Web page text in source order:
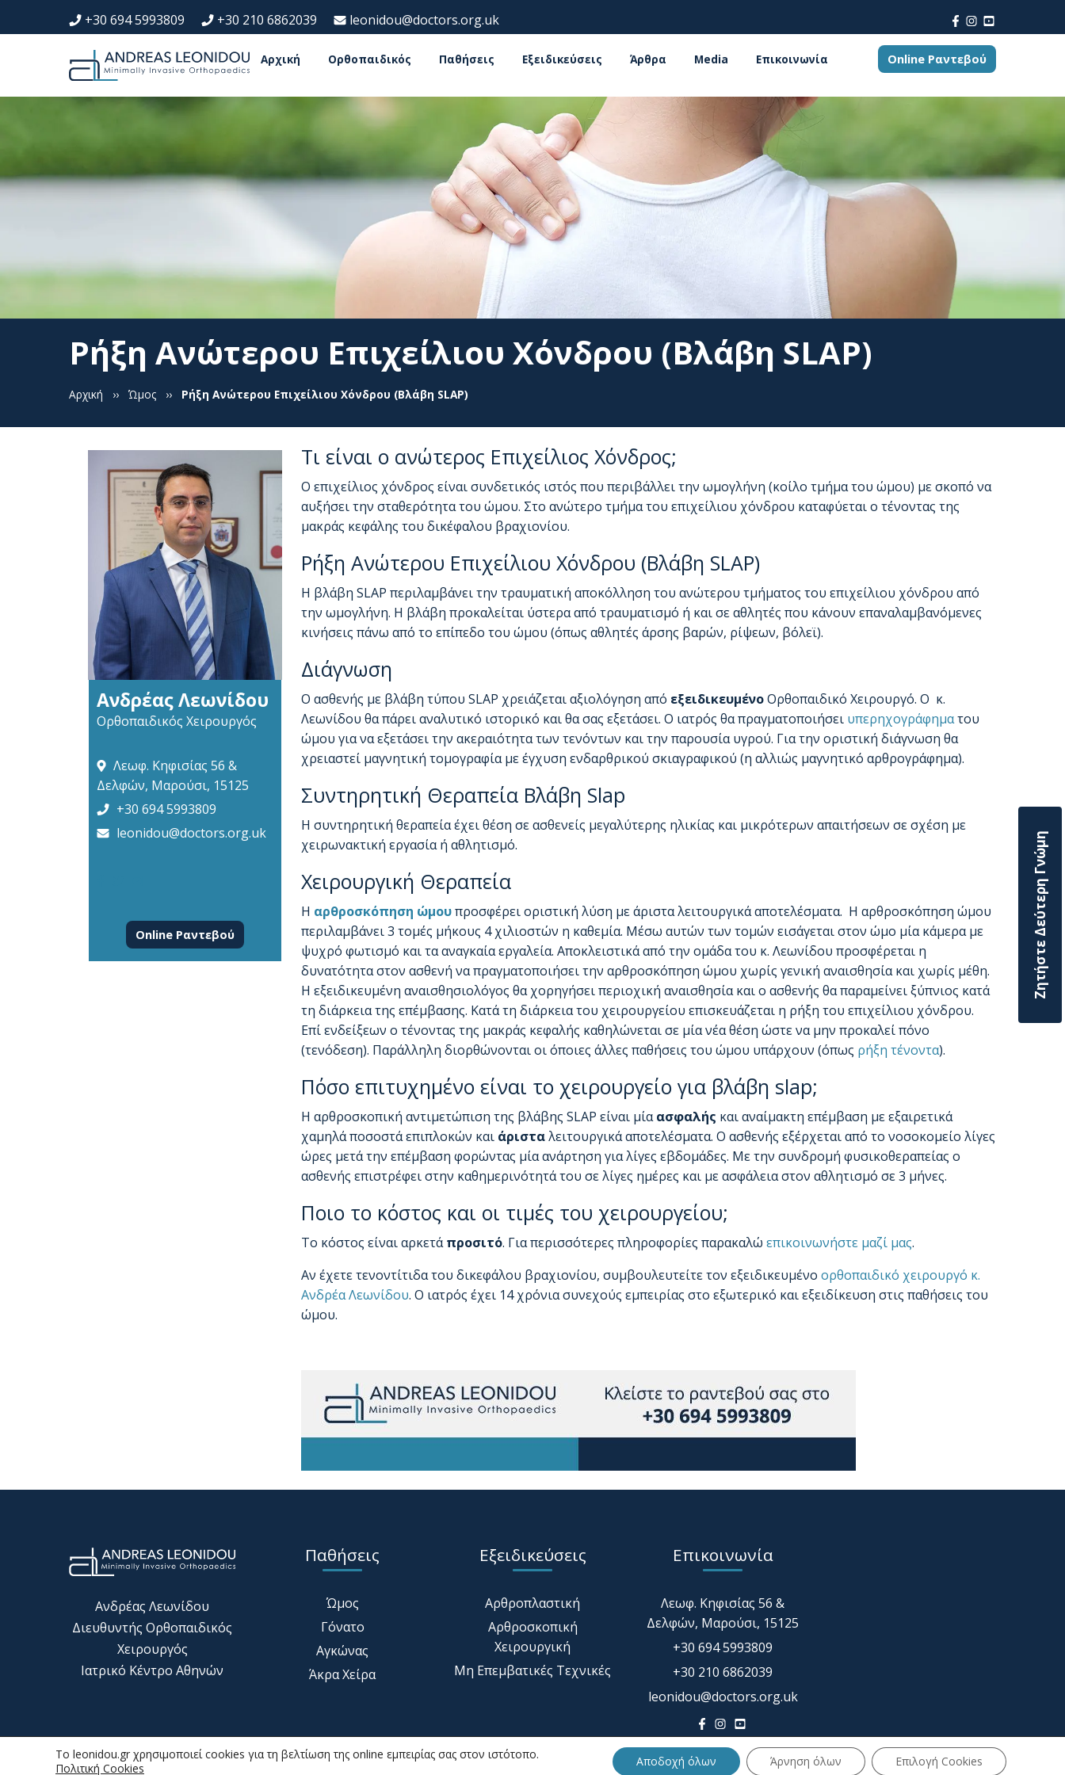
+30 694 5993809 +30 210 6862039 leonidou@doctors.org.uk
Αρχική Ορθοπαιδικός Παθήσεις Εξειδικεύσεις Άρθρα Media Επικοινωνία Online Ραντεβού
Ρήξη Ανώτερου Επιχείλιου Χόνδρου (Βλάβη SLAP)
Αρχική ›› Ώμος ›› Ρήξη Ανώτερου Επιχείλιου Χόνδρου (Βλάβη SLAP)
Τι είναι ο ανώτερος Επιχείλιος Χόνδρος;
Ο επιχείλιος χόνδρος είναι συνδετικός ιστός που περιβάλλει την ωμογλήνη (κοίλο τμήμα του ώμου) με σκοπό να
αυξήσει την σταθερότητα του ώμου. Στο ανώτερο τμήμα του επιχείλιου χόνδρου καταφύεται ο τένοντας της
μακράς κεφάλης του δικέφαλου βραχιονίου.
Ρήξη Ανώτερου Επιχείλιου Χόνδρου (Βλάβη SLAP)
Η βλάβη SLAP περιλαμβάνει την τραυματική αποκόλληση του ανώτερου τμήματος του επιχείλιου χόνδρου από
την ωμογλήνη. Η βλάβη προκαλείται ύστερα από τραυματισμό ή και σε αθλητές που κάνουν επαναλαμβανόμενες
κινήσεις πάνω από το επίπεδο του ώμου (όπως αθλητές άρσης βαρών, ρίψεων, βόλεϊ).
Διάγνωση
Ο ασθενής με βλάβη τύπου SLAP χρειάζεται αξιολόγηση από εξειδικευμένοΟρθοπαιδικό Χειρουργό. Ο κ.
Λεωνίδου θα πάρει αναλυτικό ιστορικό και θα σας εξετάσει. Ο ιατρός θα πραγματοποιήσει υπερηχογράφηματου
ώμου για να εξετάσει την ακεραιότητα των τενόντων και την παρουσία υγρού. Για την οριστική διάγνωση θα
χρειαστεί μαγνητική τομογραφία με έγχυση ενδαρθρικού σκιαγραφικού (η αλλιώς μαγνητικό αρθρογράφημα).
Συντηρητική Θεραπεία Βλάβη Slap
Η συντηρητική θεραπεία έχει θέση σε ασθενείς μεγαλύτερης ηλικίας και μικρότερων απαιτήσεων σε σχέση με
χειρωνακτική εργασία ή αθλητισμό.
Χειρουργική Θεραπεία
Η αρθροσκόπηση ώμουπροσφέρει οριστική λύση με άριστα λειτουργικά αποτελέσματα. Η αρθροσκόπηση ώμου
περιλαμβάνει 3 τομές μήκους 4 χιλιοστών η καθεμία. Μέσω αυτών των τομών εισάγεται στον ώμο μία κάμερα με
ψυχρό φωτισμό και τα αναγκαία εργαλεία. Αποκλειστικά από την ομάδα του κ. Λεωνίδου προσφέρεται η
δυνατότητα στον ασθενή να πραγματοποιήσει την αρθροσκόπηση ώμου χωρίς γενική αναισθησία και χωρίς μέθη.
Η εξειδικευμένη αναισθησιολόγος θα χορηγήσει περιοχική αναισθησία και ο ασθενής θα παραμείνει ξύπνιος κατά
τη διάρκεια της επέμβασης. Κατά τη διάρκεια του χειρουργείου επισκευάζεται η ρήξη του επιχείλιου χόνδρου.
Επί ενδείξεων ο τένοντας της μακράς κεφαλής καθηλώνεται σε μία νέα θέση ώστε να μην προκαλεί πόνο
(τενόδεση). Παράλληλη διορθώνονται οι όποιες άλλες παθήσεις του ώμου υπάρχουν (όπως ρήξη τένοντα).
Πόσο επιτυχημένο είναι το χειρουργείο για βλάβη slap;
Η αρθροσκοπική αντιμετώπιση της βλάβης SLAP είναι μίαασφαλής και αναίμακτη επέμβαση με εξαιρετικά
χαμηλά ποσοστά επιπλοκών και άρισταλειτουργικά αποτελέσματα. Ο ασθενής εξέρχεται από το νοσοκομείο λίγες
ώρες μετά την επέμβαση φορώντας μία ανάρτηση για λίγες εβδομάδες. Με την συνδρομή φυσικοθεραπείας ο
ασθενής επιστρέφει στην καθημερινότητά του σε λίγες ημέρες και με ασφάλεια στον αθλητισμό σε 3 μήνες.
Ποιο το κόστος και οι τιμές του χειρουργείου;
Το κόστος είναι αρκετάπροσιτό. Για περισσότερες πληροφορίες παρακαλώ επικοινωνήστε μαζί μας.
Αν έχετε τενοντίτιδα του δικεφάλου βραχιονίου, συμβουλευτείτε τον εξειδικευμένο ορθοπαιδικό χειρουργό κ.
Ανδρέα Λεωνίδου. Ο ιατρός έχει 14 χρόνια συνεχούς εμπειρίας στο εξωτερικό και εξειδίκευση στις παθήσεις του
ώμου.
Ανδρέας Λεωνίδου
Ορθοπαιδικός Χειρουργός
Λεωφ. Κηφισίας 56 &
Δελφών, Μαρούσι, 15125
+30 694 5993809
leonidou@doctors.org.uk
Online Ραντεβού
Ανδρέας Λεωνίδου
Διευθυντής Ορθοπαιδικός
Χειρουργός
Ιατρικό Κέντρο Αθηνών
Παθήσεις
Ώμος
Γόνατο
Αγκώνας
Άκρα Χείρα
Εξειδικεύσεις
Αρθροπλαστική
Αρθροσκοπική
Χειρουργική
Μη Επεμβατικές Τεχνικές
Επικοινωνία
Λεωφ. Κηφισίας 56 &
Δελφών, Μαρούσι, 15125
+30 694 5993809
+30 210 6862039
leonidou@doctors.org.uk
Ζητήστε Δεύτερη Γνώμη
To leonidou.gr χρησιμοποιεί cookies για τη βελτίωση της online εμπειρίας σας στον ιστότοπο.
Πολιτική Cookies
Αποδοχή όλων Άρνηση όλων Επιλογή Cookies